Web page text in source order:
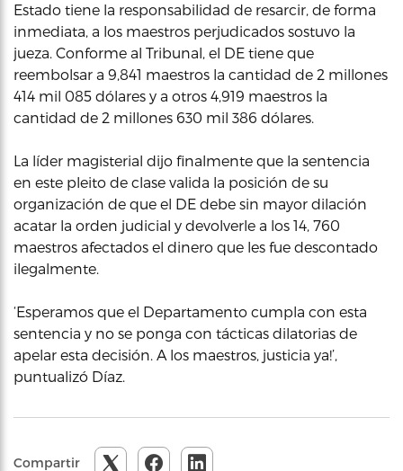
Estado tiene la responsabilidad de resarcir, de forma
inmediata, a los maestros perjudicados sostuvo la
jueza. Conforme al Tribunal, el DE tiene que
reembolsar a 9,841 maestros la cantidad de 2 millones
414 mil 085 dólares y a otros 4,919 maestros la
cantidad de 2 millones 630 mil 386 dólares.
La líder magisterial dijo finalmente que la sentencia
en este pleito de clase valida la posición de su
organización de que el DE debe sin mayor dilación
acatar la orden judicial y devolverle a los 14, 760
maestros afectados el dinero que les fue descontado
ilegalmente.
‘Esperamos que el Departamento cumpla con esta
sentencia y no se ponga con tácticas dilatorias de
apelar esta decisión. A los maestros, justicia ya!’,
puntualizó Díaz.
Compartir